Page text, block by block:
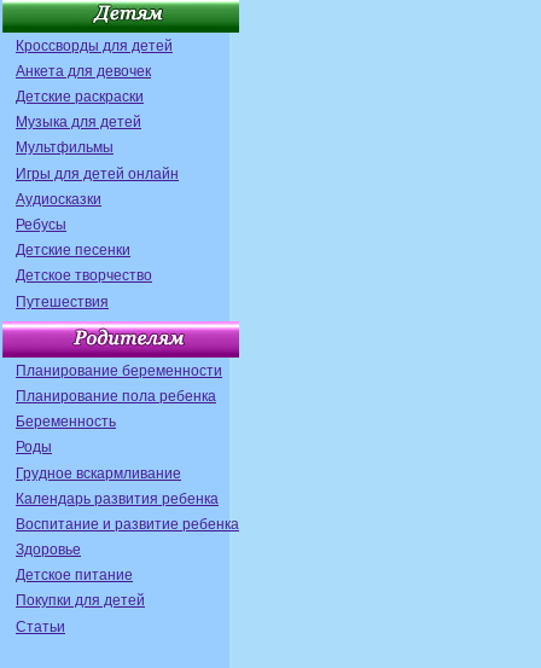
Кроссворды для детей
Анкета для девочек
Детские раскраски
Музыка для детей
Мультфильмы
Игры для детей онлайн
Аудиосказки
Ребусы
Детские песенки
Детское творчество
Путешествия
Планирование беременности
Планирование пола ребенка
Беременность
Роды
Грудное вскармливание
Календарь развития ребенка
Воспитание и развитие ребенка
Здоровье
Детское питание
Покупки для детей
Статьи